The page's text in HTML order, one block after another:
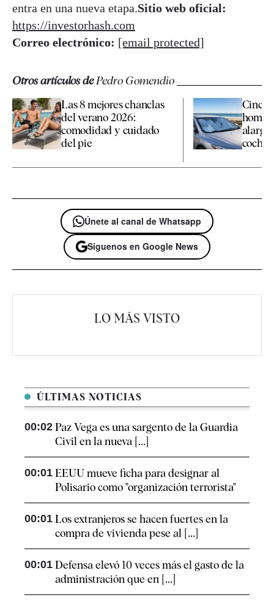
entra en una nueva etapa.Sitio web oficial:
https://investorhash.com
Correo electrónico: [email protected]
Otros artículos dePedro Gomendio
Las 8 mejores chanclas
del verano 2026:
comodidad y cuidado
del pie
Cinco
coche
Únete al canal de Whatsapp
Síguenos en Google News
LO MÁS VISTO
ÚLTIMAS NOTICIAS
00:02 Paz Vega es una sargento de la Guardia
Civil en la nueva [...]
00:01 EEUU mueve ficha para designar al
Polisario como "organización terrorista"
00:01 Los extranjeros se hacen fuertes en la
compra de vivienda pese al [...]
00:01 Defensa elevó 10 veces más el gasto de la
administración que en [...]